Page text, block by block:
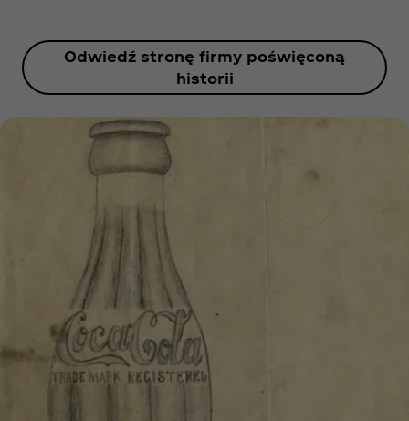
Odwiedź stronę firmy poświęconą
historii